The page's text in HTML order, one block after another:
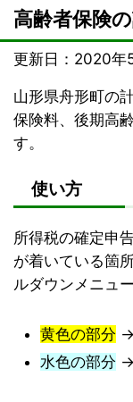
高齢者保険
更新日： 2020年
山形県舟形町の
保険料、後期高
す。
使い方
所得税の確定申
が着いている箇
ルダウンメニュ
黄色の部分
水色の部分